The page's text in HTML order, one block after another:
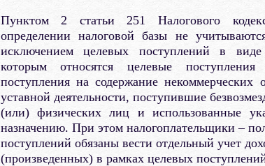
Пунктом 2 статьи 251 Налогового
определении налоговой базы не
исключением целевых поступлений в
которым относятся целевые
поступления на содержание некоммерческих
уставной деятельности, поступившие
(или) физических лиц и использованные
назначению. При этом налогоплательщики –
поступлений обязаны вести отдельный учет
(произведенных) в рамках целевых